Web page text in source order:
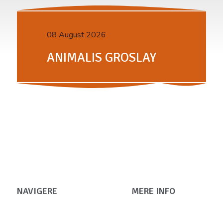
08 August 2026
ANIMALIS GROSLAY
NAVIGERE MERE INFO